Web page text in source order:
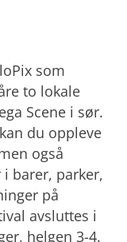
som
to lokale
Scene i sør.
du oppleve
også
barer, parker,
på
avsluttes i
helgen 3-4.